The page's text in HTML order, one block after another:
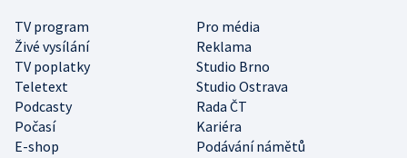
TV program
Pro média
Živé vysílání
Reklama
TV poplatky
Studio Brno
Teletext
Studio Ostrava
Podcasty
Rada ČT
Počasí
Kariéra
E-shop
Podávání námětů